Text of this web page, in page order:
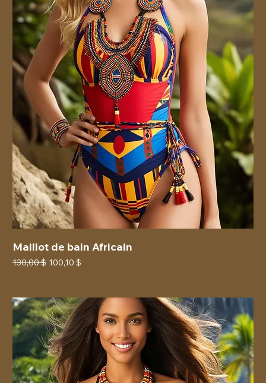
Maillot de bain Africain
Prix original
130,00 $ Prix promotionnel
100,10 $